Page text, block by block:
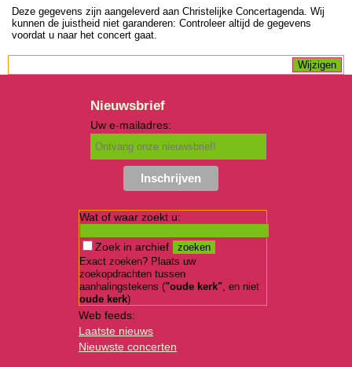
Deze gegevens zijn aangeleverd aan Christelijke Concertagenda. Wij
kunnen de juistheid niet garanderen: Controleer altijd de gegevens
voordat u naar het concert gaat.
Nieuwsbrief
Uw e-mailadres:
Wat of waar zoekt u:
Zoek in archief
Exact zoeken? Plaats uw
zoekopdrachten tussen
aanhalingstekens ("oude kerk", en niet
oude kerk)
Web feeds:
Laatste nieuws
Nieuwste concerten